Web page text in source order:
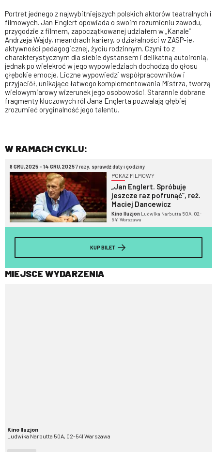
Portret jednego z najwybitniejszych polskich aktorów teatralnych i
filmowych. Jan Englert opowiada o swoim rozumieniu zawodu,
przygodzie z filmem, zapoczątkowanej udziałem w „Kanale”
Andrzeja Wajdy, meandrach kariery, o działalności w ZASP-ie,
aktywności pedagogicznej, życiu rodzinnym. Czyni to z
charakterystycznym dla siebie dystansem i delikatną autoironią,
jednak po wielekroć w jego wypowiedziach dochodzą do głosu
głębokie emocje. Liczne wypowiedzi współpracowników i
przyjaciół, unikające łatwego komplementowania Mistrza, tworzą
wielowymiarowy wizerunek jego osobowości. Starannie dobrane
fragmenty kluczowych ról Jana Englerta pozwalają głębiej
zrozumieć oryginalność jego talentu.
W RAMACH CYKLU:
8 GRU,2025 - 14 GRU,20257 razy, sprawdź daty i godziny
POKAZ FILMOWY
„Jan Englert. Spróbuję
jeszcze raz pofrunąć”, reż.
Maciej Dancewicz
Kino Iluzjon Ludwika Narbutta 50A, 02-
541 Warszawa
KUP BILET
MIEJSCE WYDARZENIA
Kino Iluzjon
Ludwika Narbutta 50A, 02-541 Warszawa